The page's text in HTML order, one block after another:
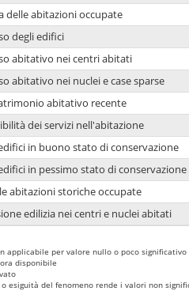
delle abitazioni occupate
degli edifici
abitativo nei centri abitati
abitativo nei nuclei e case sparse
abitativo recente
dei servizi nell'abitazione
in buono stato di conservazione
in pessimo stato di conservazione
abitazioni storiche occupate
edilizia nei centri e nuclei abitati
applicabile per valore nullo o poco
disponibile
o esiguità del fenomeno rende i valori non